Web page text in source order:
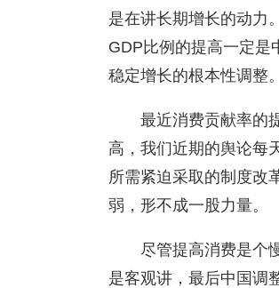
是在讲长期增长的动力
GDP比例的提高一定是
稳定增长的根本性调整。
最近消费贡献率的
高，我们近期的舆论每
所需紧迫采取的制度改
弱，形不成一股力量。
尽管提高消费是个
是客观讲，最后中国调